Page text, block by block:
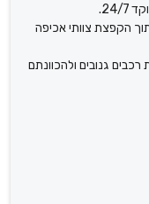
7.
הקפצת צוותי אכיפה
גנובים ולהכוונתם